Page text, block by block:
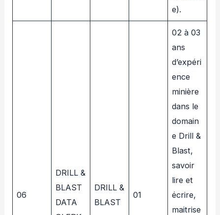
e).
06
DRILL &
BLAST
DATA
DRILL &
BLAST
01
02 à 03
ans
d’expéri
ence
minière
dans le
domain
e Drill &
Blast,
savoir
lire et
écrire,
maitrise